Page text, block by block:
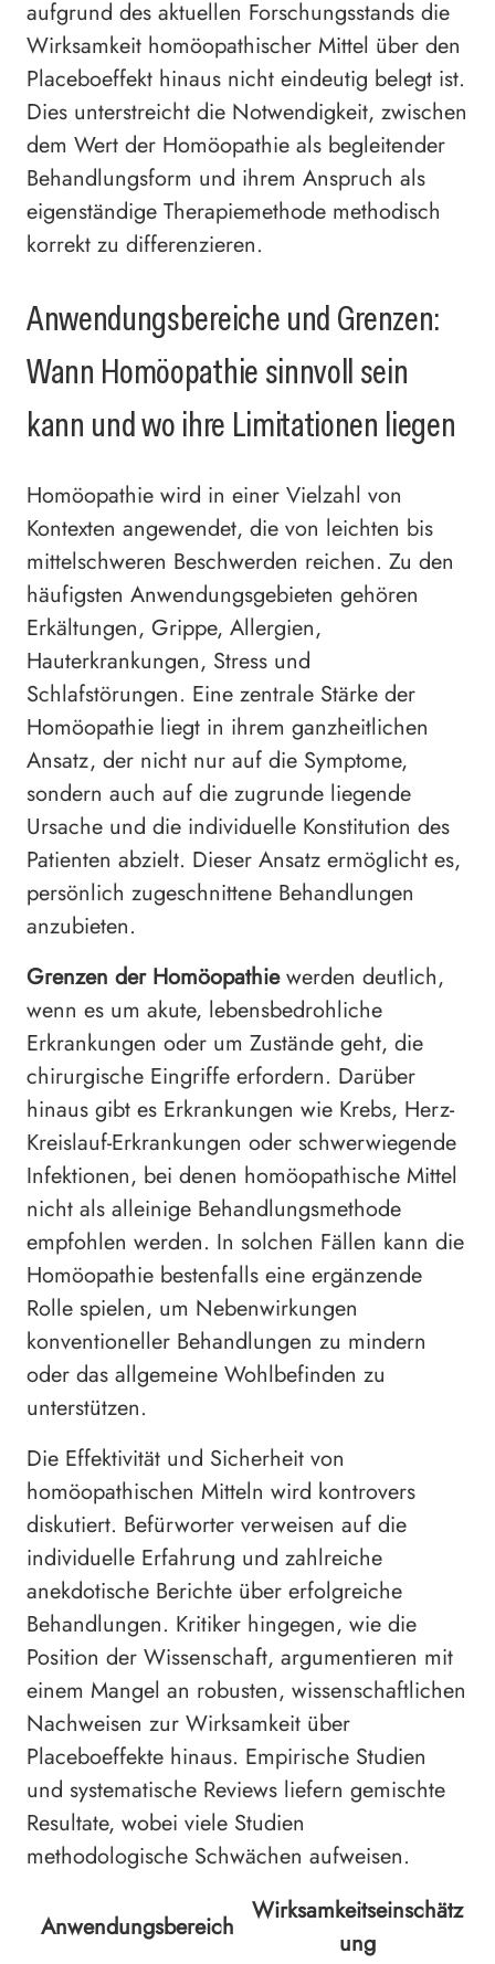
aufgrund des aktuellen Forschungsstands die
Wirksamkeit homöopathischer Mittel über den
Placeboeffekt hinaus nicht eindeutig belegt ist.
Dies unterstreicht die Notwendigkeit, zwischen
dem Wert der Homöopathie als begleitender
Behandlungsform und ihrem Anspruch als
eigenständige Therapiemethode methodisch
korrekt zu differenzieren.
Anwendungsbereiche und Grenzen:
Wann Homöopathie sinnvoll sein
kann und wo ihre Limitationen liegen
Homöopathie wird in einer Vielzahl von
Kontexten angewendet, die von leichten bis
mittelschweren Beschwerden reichen. Zu den
häufigsten Anwendungsgebieten gehören
Erkältungen, Grippe, Allergien,
Hauterkrankungen, Stress und
Schlafstörungen. Eine zentrale Stärke der
Homöopathie liegt in ihrem ganzheitlichen
Ansatz, der nicht nur auf die Symptome,
sondern auch auf die zugrunde liegende
Ursache und die individuelle Konstitution des
Patienten abzielt. Dieser Ansatz ermöglicht es,
persönlich zugeschnittene Behandlungen
anzubieten.
Grenzen der Homöopathiewerden deutlich,
wenn es um akute, lebensbedrohliche
Erkrankungen oder um Zustände geht, die
chirurgische Eingriffe erfordern. Darüber
hinaus gibt es Erkrankungen wie Krebs, Herz-
Kreislauf-Erkrankungen oder schwerwiegende
Infektionen, bei denen homöopathische Mittel
nicht als alleinige Behandlungsmethode
empfohlen werden. In solchen Fällen kann die
Homöopathie bestenfalls eine ergänzende
Rolle spielen, um Nebenwirkungen
konventioneller Behandlungen zu mindern
oder das allgemeine Wohlbefinden zu
unterstützen.
Die Effektivität und Sicherheit von
homöopathischen Mitteln wird kontrovers
diskutiert. Befürworter verweisen auf die
individuelle Erfahrung und zahlreiche
anekdotische Berichte über erfolgreiche
Behandlungen. Kritiker hingegen, wie die
Position der Wissenschaft, argumentieren mit
einem Mangel an robusten, wissenschaftlichen
Nachweisen zur Wirksamkeit über
Placeboeffekte hinaus. Empirische Studien
und systematische Reviews liefern gemischte
Resultate, wobei viele Studien
methodologische Schwächen aufweisen.
Anwendungsbereich
Wirksamkeitseinschätz
ung